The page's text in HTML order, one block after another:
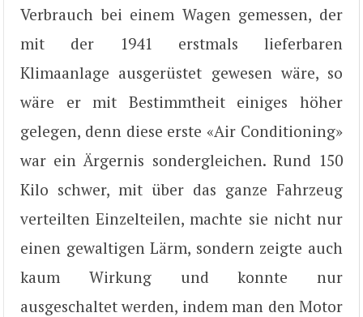
Verbrauch bei einem Wagen gemessen, der
mit der 1941 erstmals lieferbaren
Klimaanlage ausgerüstet gewesen wäre, so
wäre er mit Bestimmtheit einiges höher
gelegen, denn diese erste «Air Conditioning»
war ein Ärgernis sondergleichen. Rund 150
Kilo schwer, mit über das ganze Fahrzeug
verteilten Einzelteilen, machte sie nicht nur
einen gewaltigen Lärm, sondern zeigte auch
kaum Wirkung und konnte nur
ausgeschaltet werden, indem man den Motor